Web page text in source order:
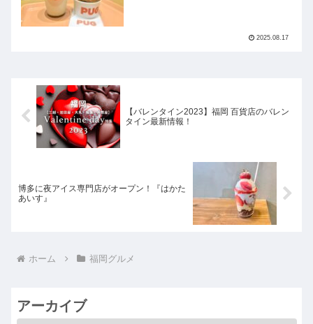
2025.08.17
【バレンタイン2023】福岡 百貨店のバレン
タイン最新情報！
博多に夜アイス専門店がオープン！『はかた
あいす』
ホーム 福岡グルメ
アーカイブ